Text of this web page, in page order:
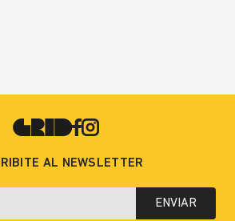
AL NEWSLETTER
ENVIAR